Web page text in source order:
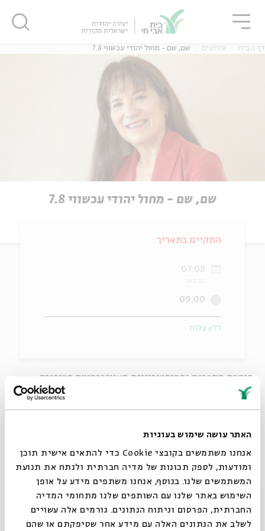
האתר עושה שימוש בעוגיות
אנחנו משתמשים בקובצי Cookie כדי להתאים אישית תוכן
ומודעות, לספק תכונות של מדיה חברתית ולנתח את תנועת
המשתמשים שלנו. בנוסף, אנחנו משתפים מידע על אופן
השימוש באתר שלנו עם השותפים שלנו מתחומי המדיה
החברתית, הפרסום וניתוח הנתונים. גורמים אלה עשויים
לשלב את הנתונים האלה עם מידע אחר שסיפקתם או שהם
דף הבית אירועים שם, שם - מחול יהודי עכשווי 7.8
שם, שם - מחול יהודי עכשווי 7.8
חוקרת התרבות וההיסטוריונית מאוניברסיטת סטנפורד
ארה"ב, בשיחה על נקודת הממשק בין העולם היהודי לעולם
הגוף והמחול העכשווי.
שיתוף הוספה ליומן הרשמה לאירועים דומים
התקיים בתאריך:
07.08
09:00
ללא עלות
סגור
סגור